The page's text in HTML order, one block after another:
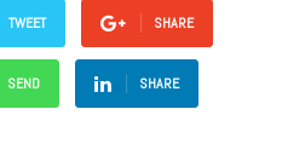
TWEET SHARE
SEND SHARE